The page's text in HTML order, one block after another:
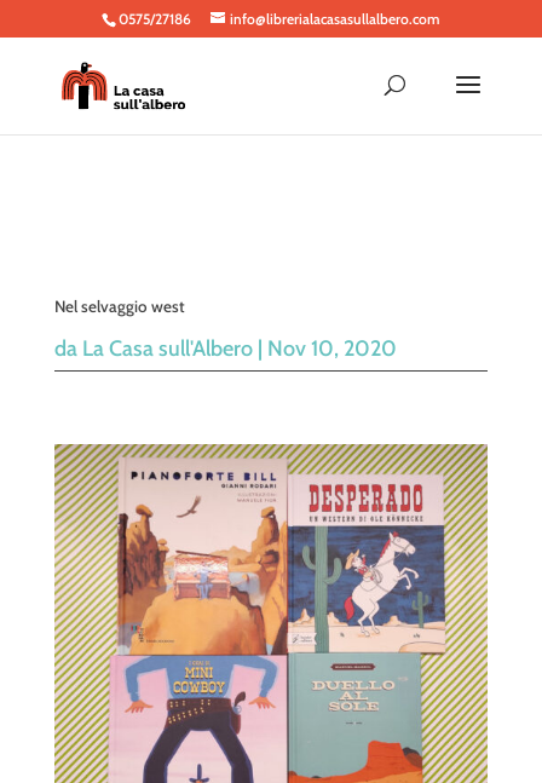
0575/27186 info@librerialacasasullalbero.com
Nel selvaggio west
da La Casa sull'Albero| Nov 10, 2020